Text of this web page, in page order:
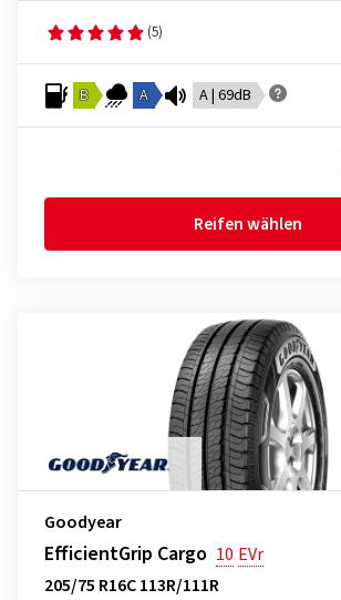
(5)
B A A | 69dB
Reifen wählen
Goodyear
EfficientGrip Cargo 10 EVr
205/75 R16C 113R/111R